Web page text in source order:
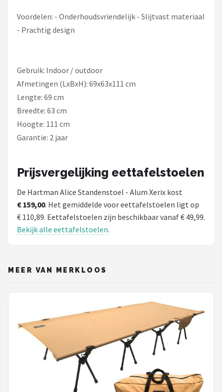
Voordelen: - Onderhoudsvriendelijk - Slijtvast materiaal
- Prachtig design
Gebruik: Indoor / outdoor
Afmetingen (LxBxH): 69x63x111 cm
Lengte: 69 cm
Breedte: 63 cm
Hoogte: 111 cm
Garantie: 2 jaar
Prijsvergelijking eettafelstoelen
De Hartman Alice Standenstoel - Alum Xerix kost
€ 159,00. Het gemiddelde voor eettafelstoelen ligt op
€ 110,89. Eettafelstoelen zijn beschikbaar vanaf € 49,99.
Bekijk alle eettafelstoelen.
MEER VAN MERKLOOS